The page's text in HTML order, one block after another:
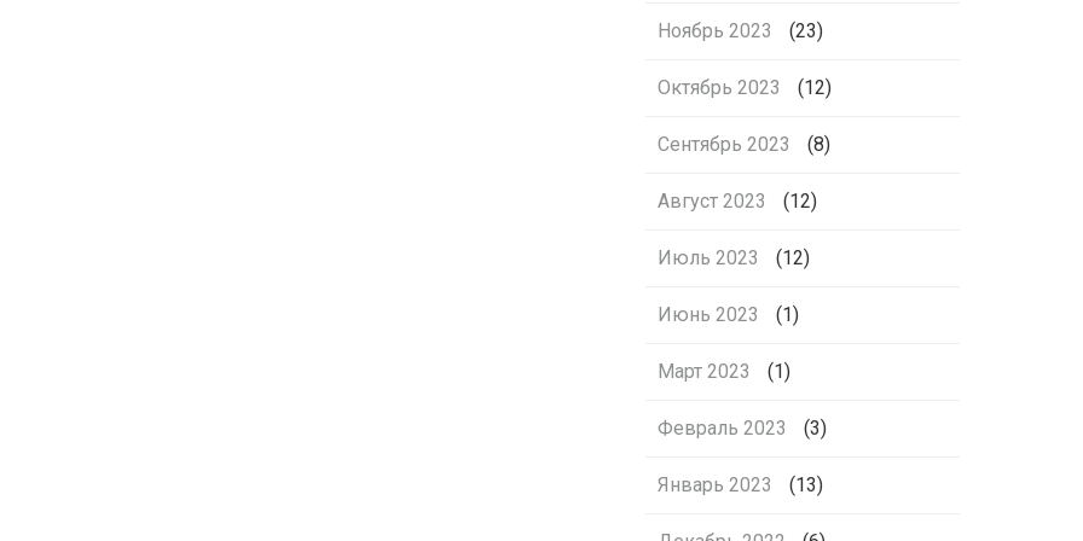
Ноябрь 2023 (23)
Октябрь 2023 (12)
Сентябрь 2023 (8)
Август 2023 (12)
Июль 2023 (12)
Июнь 2023 (1)
Март 2023 (1)
Февраль 2023 (3)
Январь 2023 (13)